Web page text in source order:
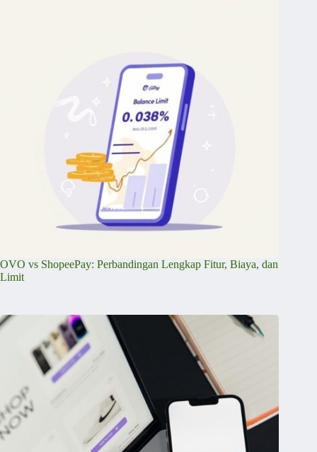
OVO vs ShopeePay: Perbandingan Lengkap Fitur, Biaya, dan
Limit